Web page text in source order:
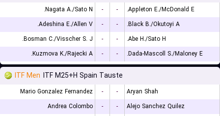
Nagata A./Sato N. - -
Appleton E./McDonald E.
Adeshina E./Allen V.
- -
Black B./Okutoyi A.
Bosman C./Visscher S. J.
- -
Abe H./Sato H.
Kuzmova K./Rajecki A.
- - Dada-Mascoll S./Maloney E.
ITF Men ITF M25+H Spain Tauste
Mario Gonzalez Fernandez - -
Aryan Shah
Andrea Colombo
- -
Alejo Sanchez Quilez